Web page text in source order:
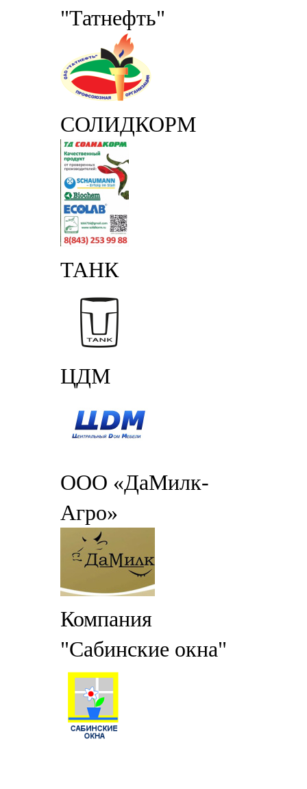
"Татнефть"
СОЛИДКОРМ
ТАНК
ЦДМ
ООО «ДаМилк-
Агро»
Компания
"Сабинские окна"